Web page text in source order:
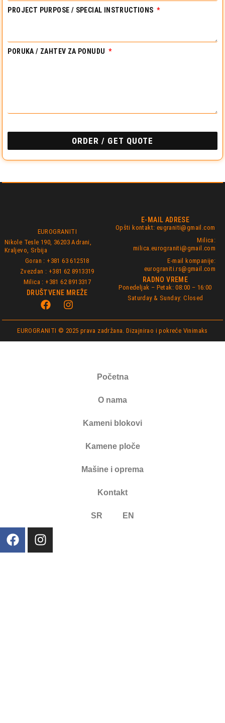
PROJECT PURPOSE / SPECIAL INSTRUCTIONS
PORUKA / ZAHTEV ZA PONUDU
ORDER / GET QUOTE
EUROGRANITI
Nikole Tesle 190, 36203 Adrani,
Kraljevo, Srbija
Goran : +381 63 612518
Zvezdan : +381 62 8913319
Milica : +381 62 8913317
DRUŠTVENE MREŽE
E-MAIL ADRESE
Opšti kontakt: eugraniti@gmail.com
Milica:
milica.eurograniti@gmail.com
E-mail kompanije:
eurograniti.rs@gmail.com
RADNO VREME
Ponedeljak – Petak: 08:00 – 16:00
Saturday & Sunday: Closed
EUROGRANITI © 2025 prava zadržana. Dizajnirao i pokreće Vinimaks
Početna
O nama
Kameni blokovi
Kamene ploče
Mašine i oprema
Kontakt
SR EN